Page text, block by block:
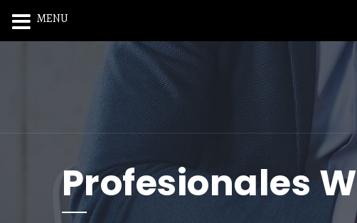
Profesionales
MENU